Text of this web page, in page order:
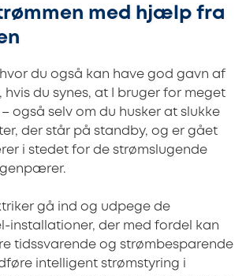
med hjælp fra
du også kan have god gavn af
hvis du synes, at I bruger for meget
også selv om du husker at slukke
der står på standby, og er gået
i stedet for de strømslugende
gå ind og udpege de
installationer, der med fordel kan
tidssvarende og strømbesparende
intelligent strømstyring i